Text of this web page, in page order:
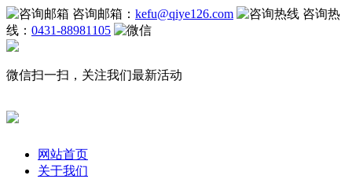
咨询邮箱： kefu@qiye126.com
咨询热
线： 0431-88981105
微信扫一扫，关注我们最新活动
网站首页
关于我们